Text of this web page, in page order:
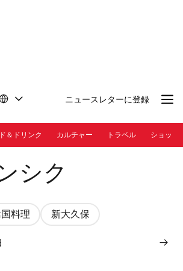
ニュースレターに登録
＆ドリンク カルチャー トラベル ショッピ
シク
料理 新大久保